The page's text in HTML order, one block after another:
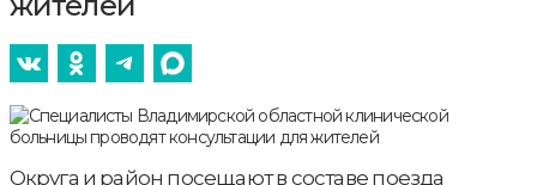
Округа и район посещают в составе поезда